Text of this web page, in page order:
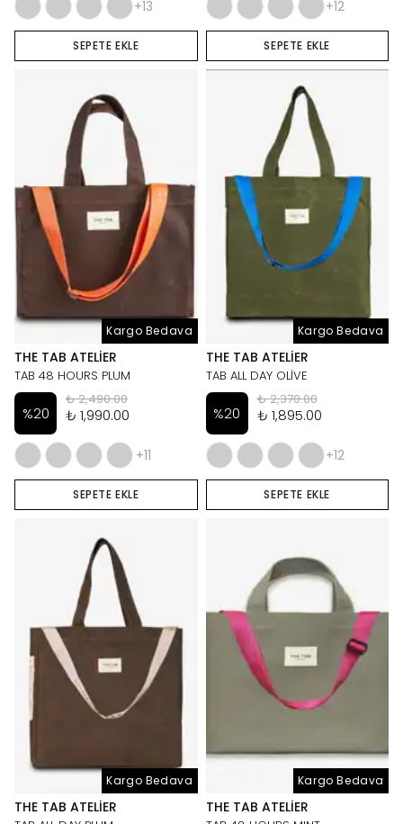
+13
SEPETE EKLE
+12
SEPETE EKLE
Kargo Bedava
THE TAB ATELIER
TAB 48 HOURS PLUM
%20
₺ 2,490.00
₺ 1,990.00
+11
SEPETE EKLE
Kargo Bedava
THE TAB ATELIER
TAB ALL DAY OLİVE
%20
₺ 2,370.00
₺ 1,895.00
+12
SEPETE EKLE
Kargo Bedava
THE TAB ATELIER
Kargo Bedava
THE TAB ATELIER